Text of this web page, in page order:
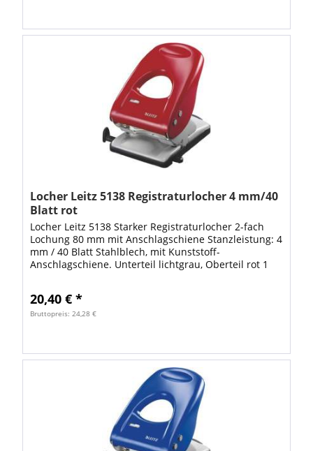
Locher Leitz 5138 Registraturlocher 4 mm/40
Blatt rot
Locher Leitz 5138 Starker Registraturlocher 2-fach
Lochung 80 mm mit Anschlagschiene Stanzleistung: 4
mm / 40 Blatt Stahlblech, mit Kunststoff-
Anschlagschiene. Unterteil lichtgrau, Oberteil rot 1
20,40 € *
Bruttopreis: 24,28 €